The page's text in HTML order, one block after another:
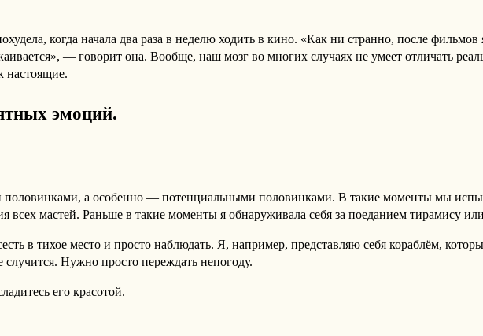
когда начала два раза в неделю ходить в кино. «Как ни странно, после фильмов
— говорит она. Вообще, наш мозг во многих случаях не умеет отличать
настоящие.
эмоций.
а особенно — потенциальными половинками. В такие моменты мы
всех мастей. Раньше в такие моменты я обнаруживала себя за поеданием тирамису
в тихое место и просто наблюдать. Я, например, представляю себя кораблём,
Нужно просто переждать непогоду.
его красотой.